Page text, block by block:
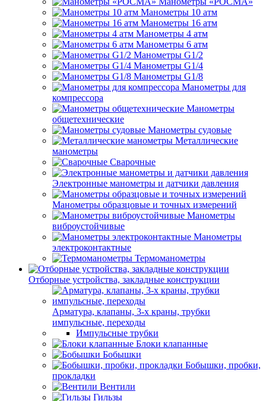
Манометры 10 атм
Манометры 16 атм
Манометры 4 атм
Манометры 6 атм
Манометры G1/2
Манометры G1/4
Манометры G1/8
Манометры для
компрессора
Манометры
общетехнические
Манометры судовые
Металлические
манометры
Сварочные
Электронные манометры и датчики давления
Манометры образцовые и точных измерений
Манометры
виброустойчивые
Манометры
электроконтактные
Термоманометры
Отборные устройства, закладные конструкции
Арматура, клапаны, 3-х краны, трубки
импульсные, переходы
Импульсные трубки
Блоки клапанные
Бобышки
Бобышки, пробки,
прокладки
Вентили
Гильзы